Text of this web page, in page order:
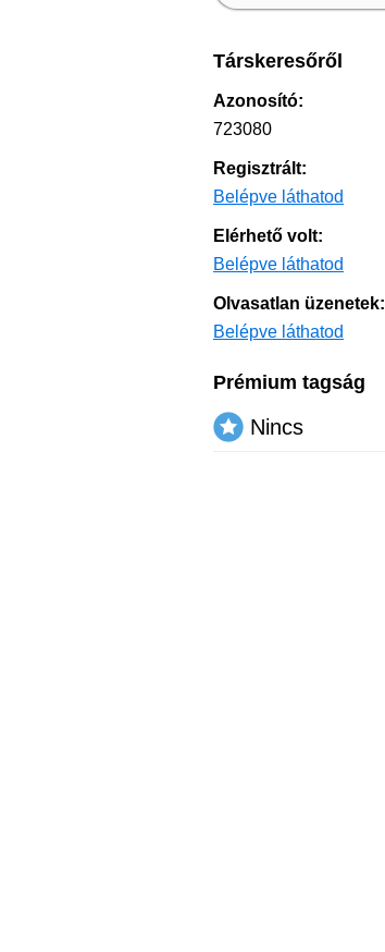
Társkeresőről
Azonosító:
723080
Regisztrált:
Belépve láthatod
Elérhető volt:
Belépve láthatod
Olvasatlan üzenetek:
Belépve láthatod
Prémium tagság
Nincs